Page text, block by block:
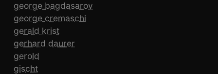
george bagdasarov
george cremaschi
gerald krist
gerhard daurer
gerold
gischt